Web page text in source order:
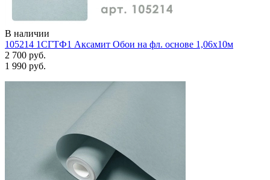
В наличии
105214 1СГТФ1 Аксамит Обои на фл. основе 1,06х10м
2 700 руб.
1 990 руб.